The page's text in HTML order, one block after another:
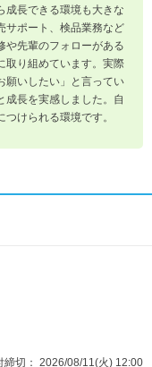
成長できる環境も大きな
サポート、検品業務など
や先輩のフォローがある
取り組めています。実際
願いしたい」と言ってい
成長を実感しました。自
けられる環境です。
締切： 2026/08/11(火) 12:00